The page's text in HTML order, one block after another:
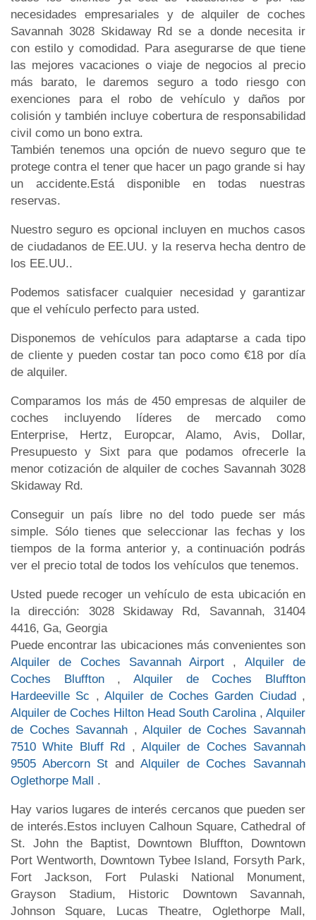
necesidades empresariales y de alquiler de coches
Savannah 3028 Skidaway Rd se a donde necesita ir
con estilo y comodidad. Para asegurarse de que tiene
las mejores vacaciones o viaje de negocios al precio
más barato, le daremos seguro a todo riesgo con
exenciones para el robo de vehículo y daños por
colisión y también incluye cobertura de responsabilidad
civil como un bono extra.
También tenemos una opción de nuevo seguro que te
protege contra el tener que hacer un pago grande si hay
un accidente.Está disponible en todas nuestras
reservas.
Nuestro seguro es opcional incluyen en muchos casos
de ciudadanos de EE.UU. y la reserva hecha dentro de
los EE.UU..
Podemos satisfacer cualquier necesidad y garantizar
que el vehículo perfecto para usted.
Disponemos de vehículos para adaptarse a cada tipo
de cliente y pueden costar tan poco como €18 por día
de alquiler.
Comparamos los más de 450 empresas de alquiler de
coches incluyendo líderes de mercado como
Enterprise, Hertz, Europcar, Alamo, Avis, Dollar,
Presupuesto y Sixt para que podamos ofrecerle la
menor cotización de alquiler de coches Savannah 3028
Skidaway Rd.
Conseguir un país libre no del todo puede ser más
simple. Sólo tienes que seleccionar las fechas y los
tiempos de la forma anterior y, a continuación podrás
ver el precio total de todos los vehículos que tenemos.
Usted puede recoger un vehículo de esta ubicación en
la dirección: 3028 Skidaway Rd, Savannah, 31404
4416, Ga, Georgia
Puede encontrar las ubicaciones más convenientes son
Alquiler de Coches Savannah Airport , Alquiler de
Coches Bluffton ,Alquiler de Coches Bluffton
Hardeeville Sc ,Alquiler de Coches Garden Ciudad ,
Alquiler de Coches Hilton Head South Carolina , Alquiler
de Coches Savannah ,Alquiler de Coches Savannah
7510 White Bluff Rd , Alquiler de Coches Savannah
9505 Abercorn Stand Alquiler de Coches Savannah
Oglethorpe Mall .
Hay varios lugares de interés cercanos que pueden ser
de interés.Estos incluyen Calhoun Square, Cathedral of
St. John the Baptist, Downtown Bluffton, Downtown
Port Wentworth, Downtown Tybee Island, Forsyth Park,
Fort Jackson, Fort Pulaski National Monument,
Grayson Stadium, Historic Downtown Savannah,
Johnson Square, Lucas Theatre, Oglethorpe Mall,